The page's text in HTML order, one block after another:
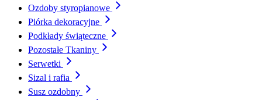
Ozdoby styropianowe
Piórka dekoracyjne
Podkłady świąteczne
Pozostałe Tkaniny
Serwetki
Sizal i rafia
Susz ozdobny